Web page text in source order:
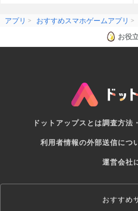
アプリ おすすめスマホゲームアプリ
お役
ドットアップスとは調査方法
利用者情報の外部送信につ
運営会社
おすすめ